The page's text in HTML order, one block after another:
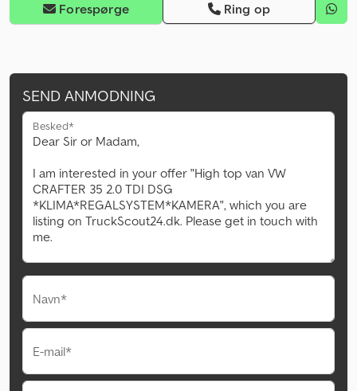
Forespørge Ring op
SEND ANMODNING
Besked*
Navn*
E-mail*